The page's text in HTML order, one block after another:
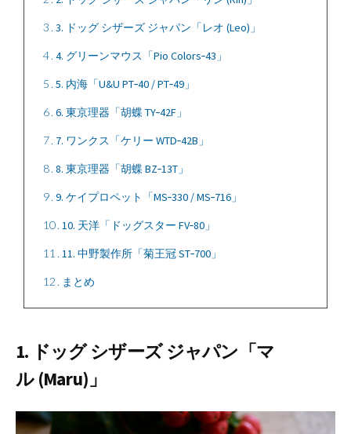
3 3. ドッグ シザーズ ジャパン「レオ (Leo)」
4 4. グリーンマウス「Pio Colors‑43」
5 5. 内海「U&U PT‑40 / PT‑49」
6 6. 東京理器「胡蝶 TY‑42F」
7 7. ワンクス「ケリー WTD‑42B」
8 8. 東京理器「胡蝶 BZ‑13T」
9 9. ケイプロペット「MS‑330 / MS‑716」
10 10. 天洋「ドッグスター FV‑80」
11 11. 中野製作所「菊王冠 ST‑700」
12 まとめ
1. ドッグ シザーズ ジャパン「マ
ル (Maru)」